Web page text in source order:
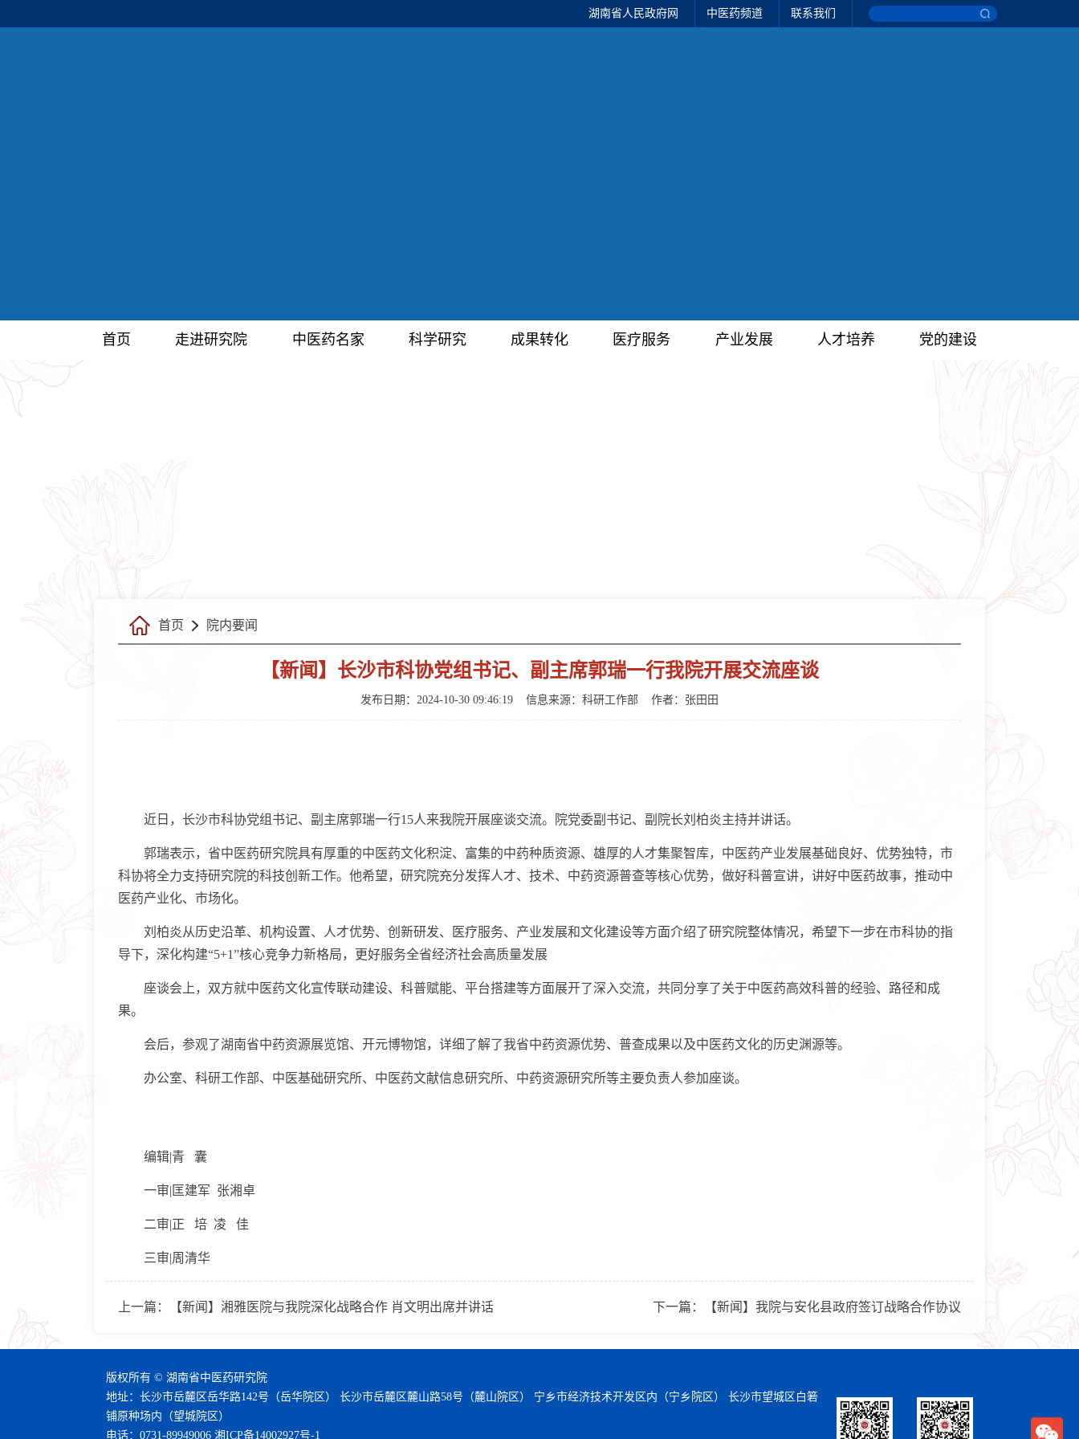
湖南省人民政府网 中医药频道 联系我们
首页 走进研究院 中医药名家 科学研究 成果转化 医疗服务 产业发展 人才培养 党的建设
首页 院内要闻
【新闻】长沙市科协党组书记、副主席郭瑞一行我院开展交流座谈
发布日期：2024-10-30 09:46:19 信息来源： 科研工作部 作者：张田田
近日，长沙市科协党组书记、副主席郭瑞一行15人来我院开展座谈交流。院党委副书记、副院长刘柏炎主持并讲话。
郭瑞表示，省中医药研究院具有厚重的中医药文化积淀、富集的中药种质资源、雄厚的人才集聚智库，中医药产业发展基础良好、优势独特，市
科协将全力支持研究院的科技创新工作。他希望，研究院充分发挥人才、技术、中药资源普查等核心优势，做好科普宣讲，讲好中医药故事，推动中
医药产业化、市场化。
刘柏炎从历史沿革、机构设置、人才优势、创新研发、医疗服务、产业发展和文化建设等方面介绍了研究院整体情况，希望下一步在市科协的指
导下，深化构建“5+1”核心竞争力新格局，更好服务全省经济社会高质量发展
座谈会上，双方就中医药文化宣传联动建设、科普赋能、平台搭建等方面展开了深入交流，共同分享了关于中医药高效科普的经验、路径和成
果。
会后，参观了湖南省中药资源展览馆、开元博物馆，详细了解了我省中药资源优势、普查成果以及中医药文化的历史渊源等。
办公室、科研工作部、中医基础研究所、中医药文献信息研究所、中药资源研究所等主要负责人参加座谈。
编辑|青 囊
一审|匡建军 张湘卓
二审|正 培 凌 佳
三审|周清华
上一篇： 【新闻】湘雅医院与我院深化战略合作 肖文明出席并讲话 下一篇： 【新闻】我院与安化县政府签订战略合作协议
版权所有 © 湖南省中医药研究院
地址：长沙市岳麓区岳华路142号（岳华院区） 长沙市岳麓区麓山路58号（麓山院区） 宁乡市经济技术开发区内（宁乡院区） 长沙市望城区白箬
铺原种场内（望城院区）
电话：0731-89949006 湘ICP备14002927号-1